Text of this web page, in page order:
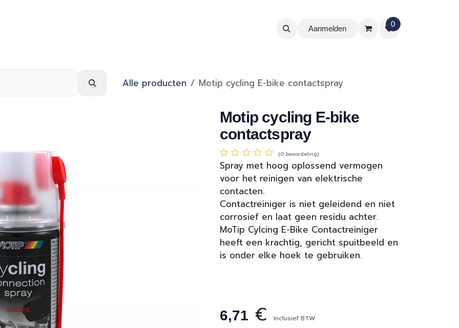
Aanmelden
0
Alle producten Motip cycling E-bike contactspray
Motip cycling E-bike
contactspray
(0 beoordeling)
Spray met hoog oplossend vermogen
voor het reinigen van elektrische
contacten.
Contactreiniger is niet geleidend en niet
corrosief en laat geen residu achter.
MoTip Cylcing E-Bike Contactreiniger
heeft een krachtig, gericht spuitbeeld en
is onder elke hoek te gebruiken.
6,71 € Inclusief BTW